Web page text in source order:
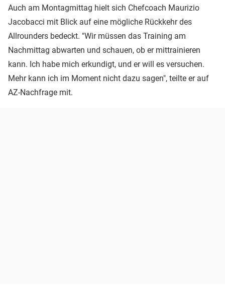
Auch am Montagmittag hielt sich Chefcoach Maurizio
Jacobacci mit Blick auf eine mögliche Rückkehr des
Allrounders bedeckt. "Wir müssen das Training am
Nachmittag abwarten und schauen, ob er mittrainieren
kann. Ich habe mich erkundigt, und er will es versuchen.
Mehr kann ich im Moment nicht dazu sagen", teilte er auf
AZ-Nachfrage mit.